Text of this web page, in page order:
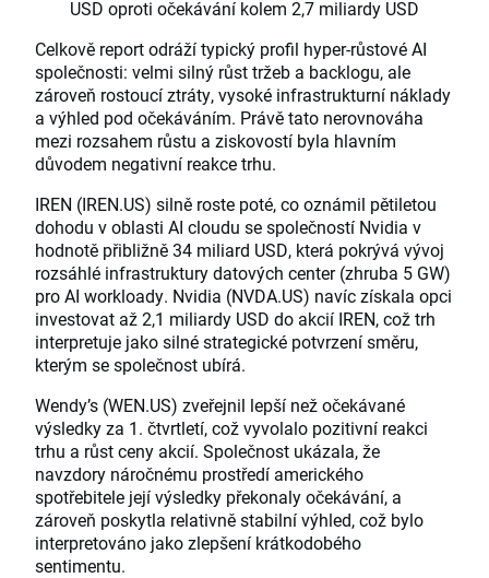
USD oproti očekávání kolem 2,7 miliardy USD
Celkově report odráží typický profil hyper-růstové AI
společnosti: velmi silný růst tržeb a backlogu, ale
zároveň rostoucí ztráty, vysoké infrastrukturní náklady
a výhled pod očekáváním. Právě tato nerovnováha
mezi rozsahem růstu a ziskovostí byla hlavním
důvodem negativní reakce trhu.
IREN (IREN.US) silně roste poté, co oznámil pětiletou
dohodu v oblasti AI cloudu se společností Nvidia v
hodnotě přibližně 34 miliard USD, která pokrývá vývoj
rozsáhlé infrastruktury datových center (zhruba 5 GW)
pro AI workloady. Nvidia (NVDA.US) navíc získala opci
investovat až 2,1 miliardy USD do akcií IREN, což trh
interpretuje jako silné strategické potvrzení směru,
kterým se společnost ubírá.
Wendy’s (WEN.US) zveřejnil lepší než očekávané
výsledky za 1. čtvrtletí, což vyvolalo pozitivní reakci
trhu a růst ceny akcií. Společnost ukázala, že
navzdory náročnému prostředí amerického
spotřebitele její výsledky překonaly očekávání, a
zároveň poskytla relativně stabilní výhled, což bylo
interpretováno jako zlepšení krátkodobého
sentimentu.